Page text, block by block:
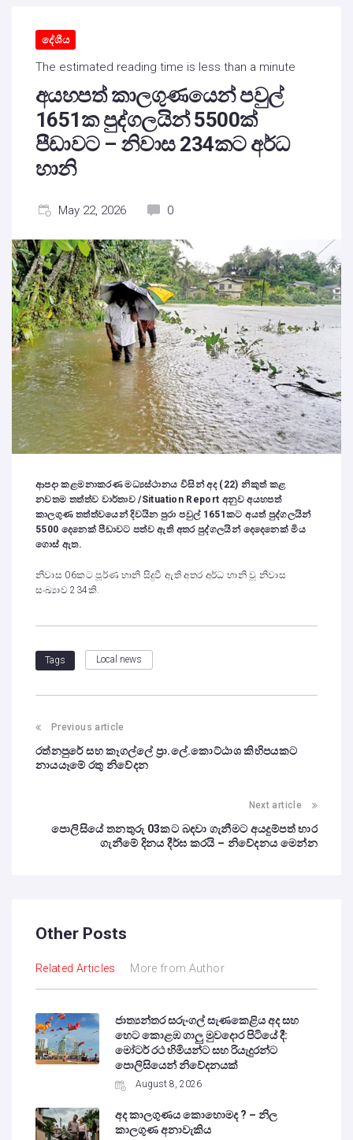
දේශීය
The estimated reading time is less than a minute
අයහපත් කාලගුණයෙන් පවුල්
1651ක පුද්ගලයින් 5500ක්
පීඩාවට – නිවාස 234කට අර්ධ
හානි
May 22, 2026 0
ආපදා කළමනාකරණ මධ්‍යස්ථානය විසින් අද (22) නිකුත් කළ
නවතම තත්ත්ව වාර්තාව /Situation Report අනුව අයහපත්
කාලගුණ තත්ත්වයෙන් දිවයින පුරා පවුල් 1651කට අයත් පුද්ගලයින්
5500 දෙනෙක් පීඩාවට පත්ව ඇති අතර පුද්ගලයින් දෙදෙනෙක් මිය
ගොස් ඇත.
නිවාස 06කට පූර්ණ හානි සිදුවී ඇති අතර අර්ධ හානි වූ නිවාස
සංඛ්‍යාව 234කි.
Tags Local news
Previous article
රත්නපුරේ සහ කෑගල්ලේ ප්‍රා.ලේ.කොට්ඨාශ කිහිපයකට
නායයෑමේ රතු නිවේදන
Next article
පොලිසියේ තනතුරු 03කට බඳවා ගැනීමට අයදුම්පත් භාර
ගැනීමේ දිනය දීර්ඝ කරයි – නිවේදනය මෙන්න
Other Posts
Related Articles More from Author
ජාත්‍යන්තර සරුංගල් සැණකෙළිය අද සහ
හෙට කොළඹ ගාලු මුවදොර පිටියේ දී:
මෝටර් රථ හිමියන්ට සහ රියැදුරන්ට
පොලිසියෙන් නිවේදනයක්
August 8, 2026
අද කාලගුණය කොහොමද ? – නිල
කාලගුණ අනාවැකිය